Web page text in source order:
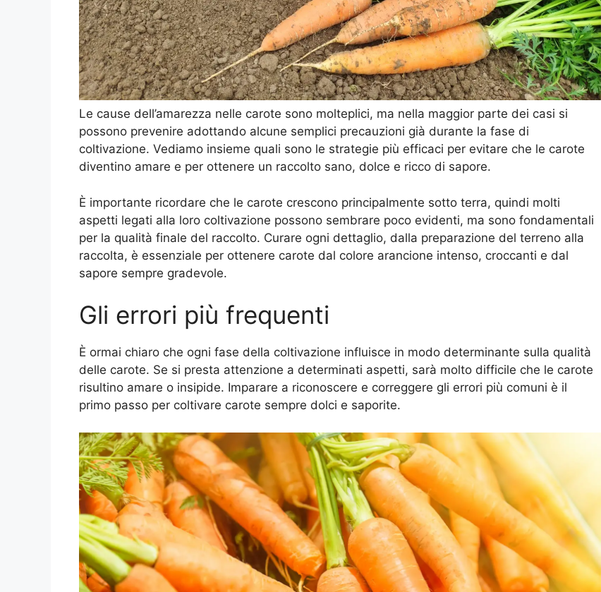
Le cause dell’amarezza nelle carote sono molteplici, ma nella maggior parte dei casi si
possono prevenire adottando alcune semplici precauzioni già durante la fase di
coltivazione. Vediamo insieme quali sono le strategie più efficaci per evitare che le carote
diventino amare e per ottenere un raccolto sano, dolce e ricco di sapore.
È importante ricordare che le carote crescono principalmente sotto terra, quindi molti
aspetti legati alla loro coltivazione possono sembrare poco evidenti, ma sono fondamentali
per la qualità finale del raccolto. Curare ogni dettaglio, dalla preparazione del terreno alla
raccolta, è essenziale per ottenere carote dal colore arancione intenso, croccanti e dal
sapore sempre gradevole.
Gli errori più frequenti
È ormai chiaro che ogni fase della coltivazione influisce in modo determinante sulla qualità
delle carote. Se si presta attenzione a determinati aspetti, sarà molto difficile che le carote
risultino amare o insipide. Imparare a riconoscere e correggere gli errori più comuni è il
primo passo per coltivare carote sempre dolci e saporite.